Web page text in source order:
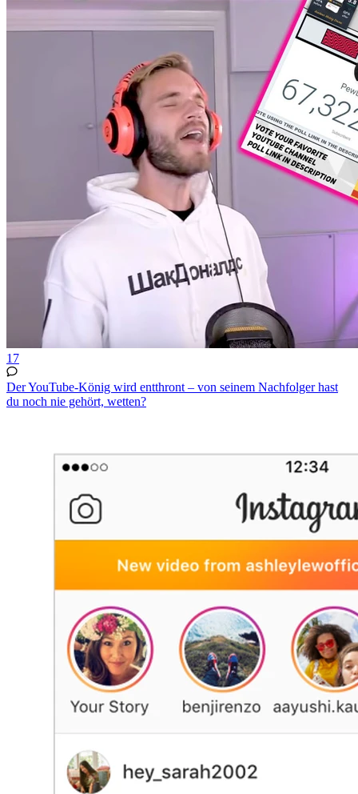
17
Der YouTube-König wird entthront – von seinem Nachfolger hast
du noch nie gehört, wetten?